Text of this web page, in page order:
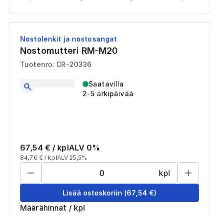
Nostolenkit ja nostosangat
Nostomutteri RM-M20
Tuotenro: CR-20336
Saatavilla
2-5 arkipäivää
67,54 € / kplALV 0%
84,76 € / kplALV 25,5%
kpl
Lisää ostoskoriin (67,54 €)
Määrähinnat / kpl